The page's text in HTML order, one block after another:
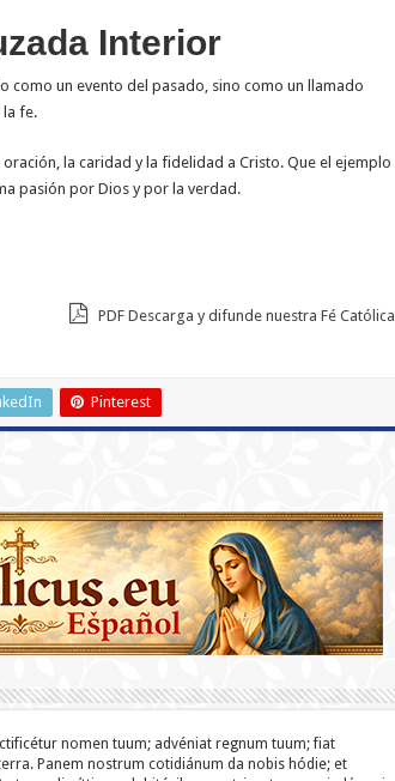
Interior
como un evento del pasado, sino como un llamado
la fe.
la caridad y la fidelidad a Cristo. Que el ejemplo
pasión por Dios y por la verdad.
PDF Descarga y difunde nuestra Fé Católica
Pinterest
nomen tuum; advéniat regnum tuum; fiat
Panem nostrum cotidiánum da nobis hódie; et